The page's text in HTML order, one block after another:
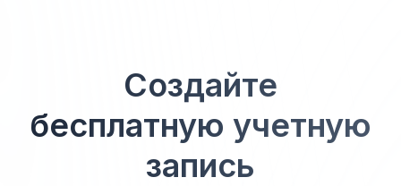
Создайте
бесплатную учетную
запись